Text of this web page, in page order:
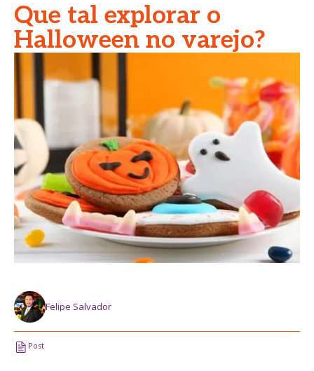
Que tal explorar o
Halloween no varejo?
Felipe Salvador
Post